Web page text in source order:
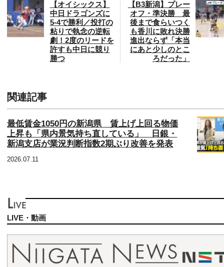
【オイシックス】
中日ドラゴンズに
5-4で勝利／投打の
粘りで執念の逆転
劇！2度のリードを
許すも中日に競り
勝つ
【B3新潟】プレー
オフ・準決勝 最
後まで食らいつく
も香川に敗れ決勝
進出ならず「本当
にあと少しのとこ
ろだった」
関連記事
最低賃金1050円の新潟県 賃上げ上回る物価
上昇も「県内景気持ち直している」 日銀・
新潟支店が業況判断指数2期ぶり改善を発表
2026.07.11
LIVE・動画